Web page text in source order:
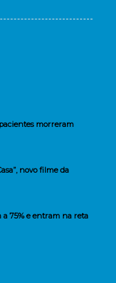
morreram
novo filme da
75% e entram na reta